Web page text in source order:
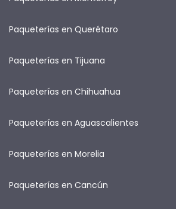
Paqueterías en Querétaro
Paqueterías en Tijuana
Paqueterías en Chihuahua
Paqueterías en Aguascalientes
Paqueterías en Morelia
Paqueterías en Cancún